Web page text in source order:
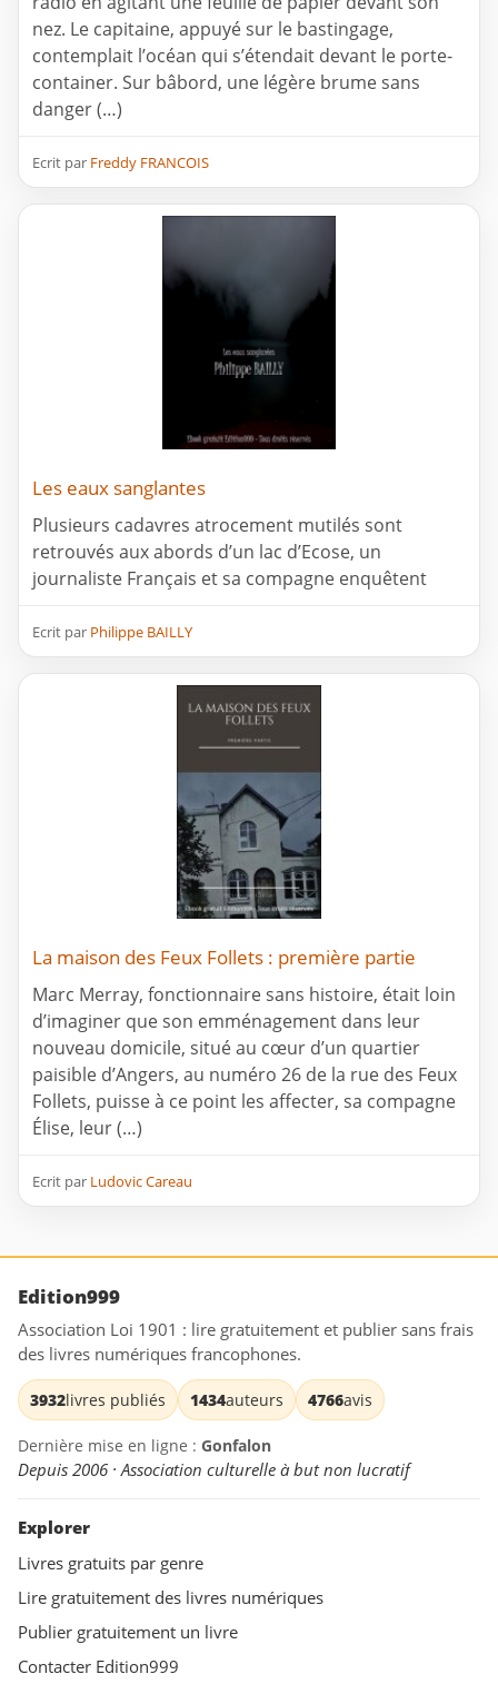
nez. Le capitaine, appuyé sur le bastingage,
contemplait l’océan qui s’étendait devant le porte-
container. Sur bâbord, une légère brume sans
danger (…)
Ecrit par Freddy FRANCOIS
Les eaux sanglantes
Plusieurs cadavres atrocement mutilés sont
retrouvés aux abords d’un lac d’Ecose, un
journaliste Français et sa compagne enquêtent
Ecrit par Philippe BAILLY
La maison des Feux Follets : première partie
Marc Merray, fonctionnaire sans histoire, était loin
d’imaginer que son emménagement dans leur
nouveau domicile, situé au cœur d’un quartier
paisible d’Angers, au numéro 26 de la rue des Feux
Follets, puisse à ce point les affecter, sa compagne
Élise, leur (…)
Ecrit par Ludovic Careau
Edition999
Association Loi 1901 : lire gratuitement et publier sans frais
des livres numériques francophones.
3932livres publiés 1434auteurs 4766avis
Dernière mise en ligne : Gonfalon
Depuis 2006 · Association culturelle à but non lucratif
Explorer
Livres gratuits par genre
Lire gratuitement des livres numériques
Publier gratuitement un livre
Contacter Edition999